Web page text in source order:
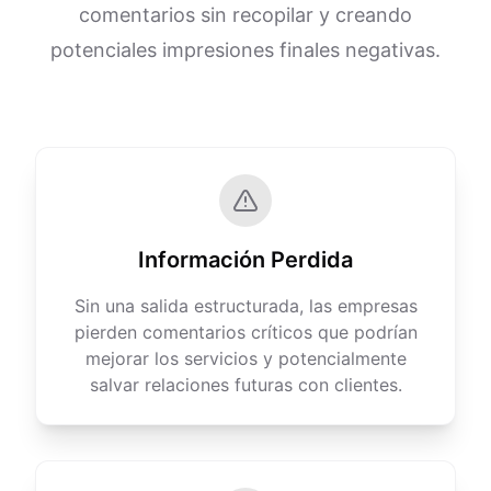
comentarios sin recopilar y creando
potenciales impresiones finales negativas.
Información Perdida
Sin una salida estructurada, las empresas
pierden comentarios críticos que podrían
mejorar los servicios y potencialmente
salvar relaciones futuras con clientes.